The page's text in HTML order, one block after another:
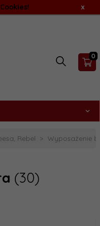
x
0
Rebel Wyposażenie
(30)